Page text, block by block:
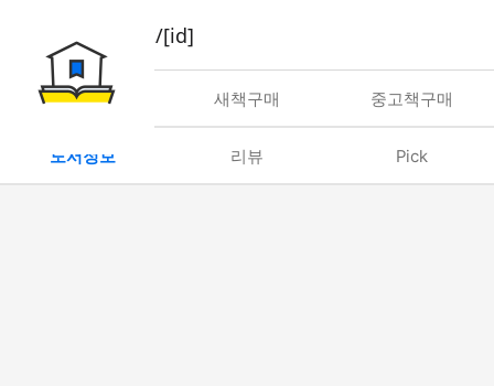
book/rent/[id]
대여 새책구매 중고책구매
도서정보 리뷰 Pick